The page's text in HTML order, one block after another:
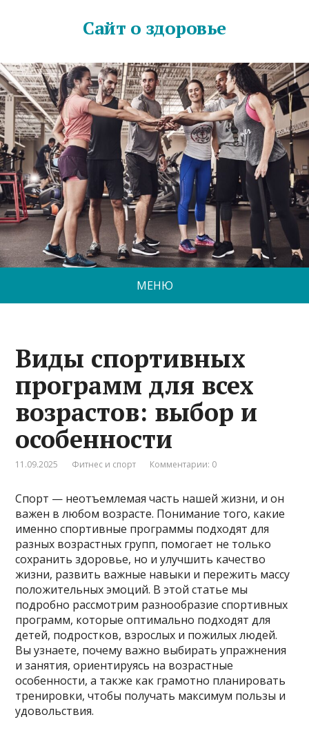
Сайт о здоровье
МЕНЮ
Виды спортивных
программ для всех
возрастов: выбор и
особенности
11.09.2025 Фитнес и спорт Комментарии: 0
Спорт — неотъемлемая часть нашей жизни, и он
важен в любом возрасте. Понимание того, какие
именно спортивные программы подходят для
разных возрастных групп, помогает не только
сохранить здоровье, но и улучшить качество
жизни, развить важные навыки и пережить массу
положительных эмоций. В этой статье мы
подробно рассмотрим разнообразие спортивных
программ, которые оптимально подходят для
детей, подростков, взрослых и пожилых людей.
Вы узнаете, почему важно выбирать упражнения
и занятия, ориентируясь на возрастные
особенности, а также как грамотно планировать
тренировки, чтобы получать максимум пользы и
удовольствия.